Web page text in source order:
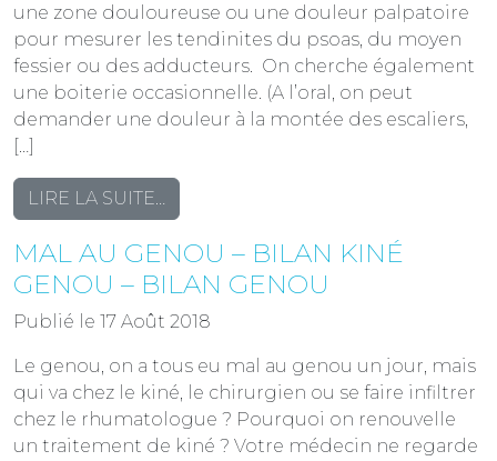
une zone douloureuse ou une douleur palpatoire
pour mesurer les tendinites du psoas, du moyen
fessier ou des adducteurs. On cherche également
une boiterie occasionnelle. (A l’oral, on peut
demander une douleur à la montée des escaliers,
[…]
LIRE LA SUITE…
BILAN
HANCHE
HANCHE
VITE
ET
BIEN
?
MAL AU GENOU – BILAN KINÉ
GENOU – BILAN GENOU
Publié le 17 Août 2018
Le genou, on a tous eu mal au genou un jour, mais
qui va chez le kiné, le chirurgien ou se faire infiltrer
chez le rhumatologue ? Pourquoi on renouvelle
un traitement de kiné ? Votre médecin ne regarde